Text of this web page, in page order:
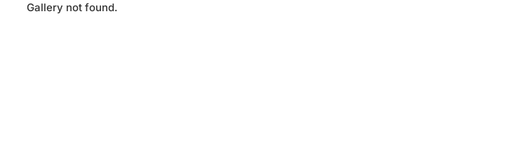
Gallery not found.